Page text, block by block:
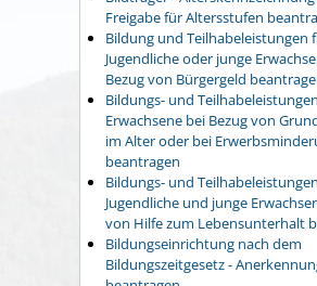
Freigabe für Altersstufen
Bildung und Teilhabeleistungen
Jugendliche oder junge
Bezug von Bürgergeld
Bildungs- und
Erwachsene bei Bezug von
im Alter oder bei
beantragen
Bildungs- und
Jugendliche und junge
von Hilfe zum Lebensunterhalt
Bildungseinrichtung nach dem
Bildungszeitgesetz -